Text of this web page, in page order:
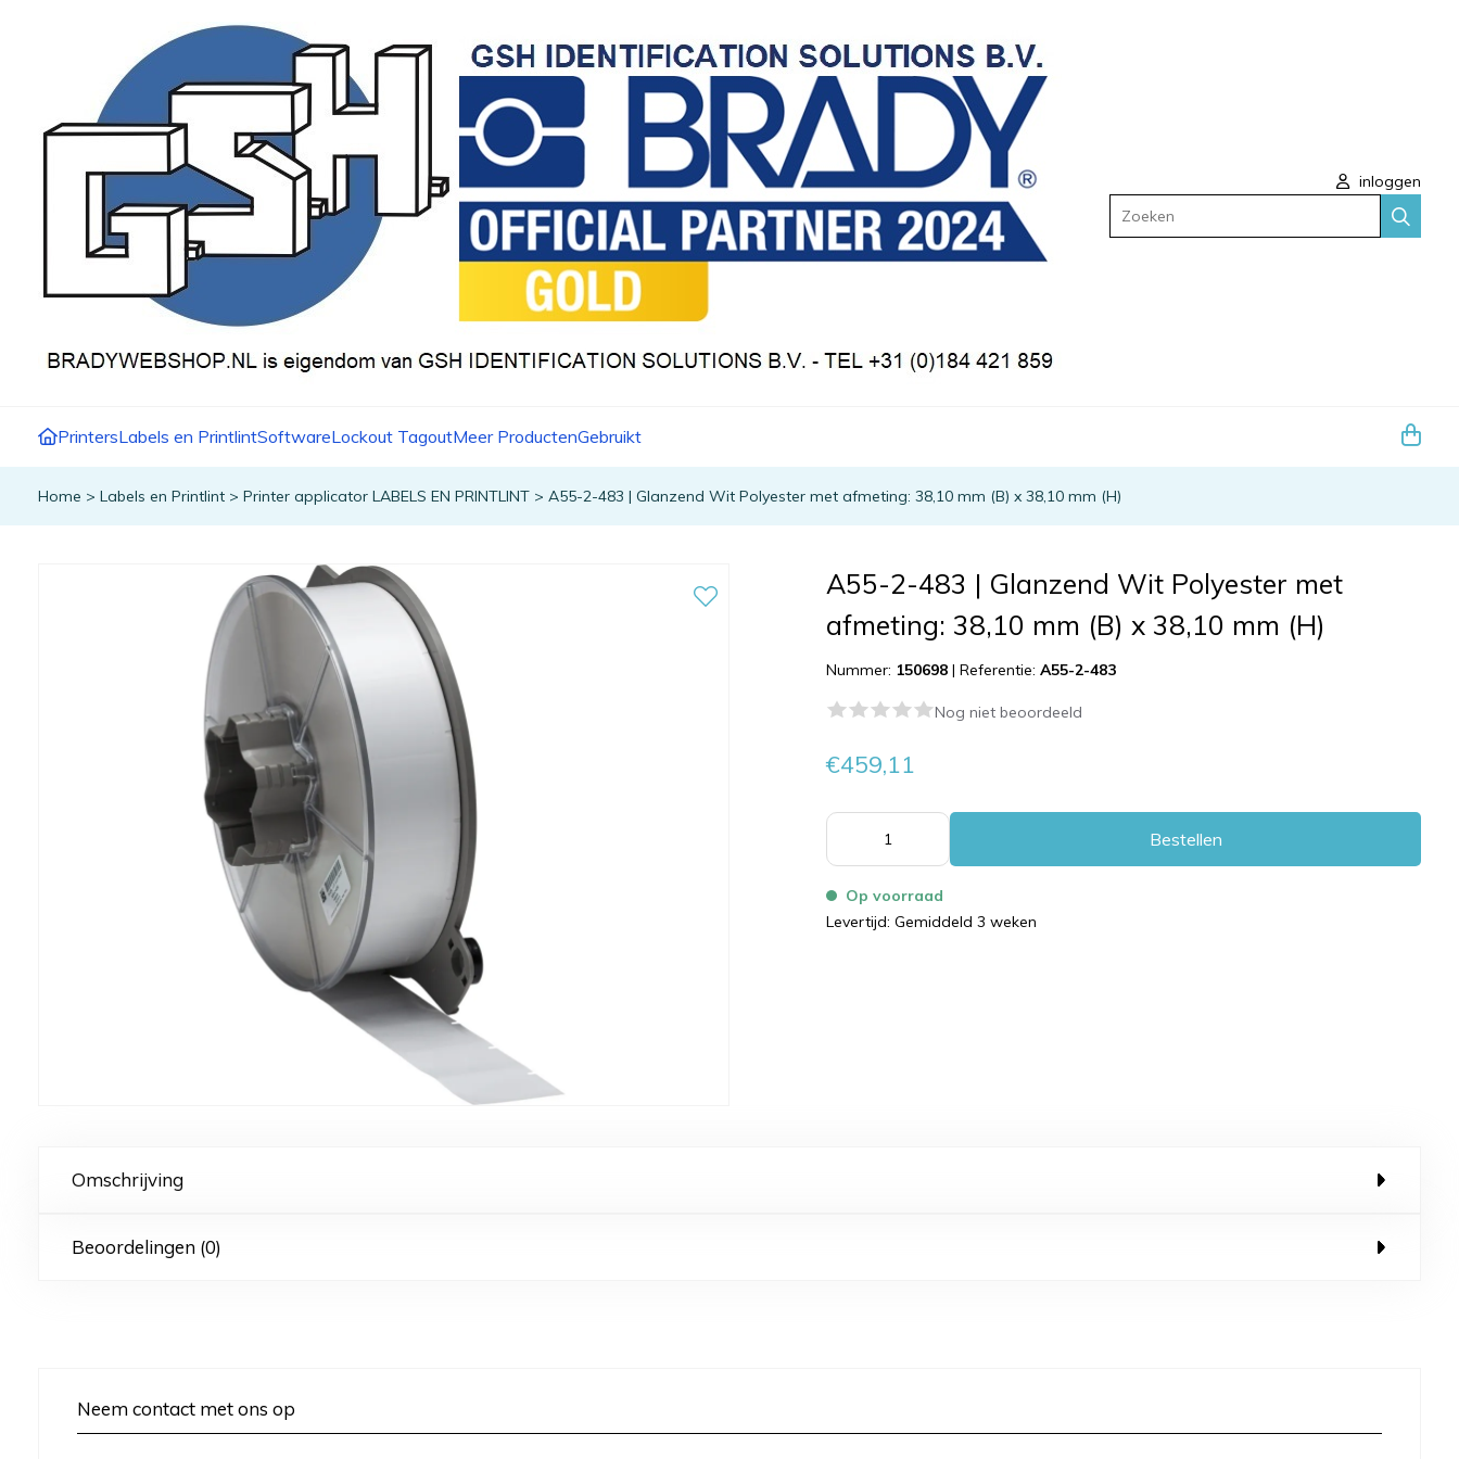
inloggen
Zoeken
PrintersLabels en PrintlintSoftwareLockout TagoutMeer ProductenGebruikt
Home > Labels en Printlint > Printer applicator LABELS EN PRINTLINT > A55-2-483 | Glanzend Wit Polyester met afmeting: 38,10 mm (B) x 38,10 mm (H)
A55-2-483 | Glanzend Wit Polyester met
afmeting: 38,10 mm (B) x 38,10 mm (H)
Nummer: 150698 |Referentie:A55-2-483
Nog niet beoordeeld
€459,11
Bestellen
Op voorraad
Levertijd: Gemiddeld 3 weken
Omschrijving
Beoordelingen (0)
Neem contact met ons op